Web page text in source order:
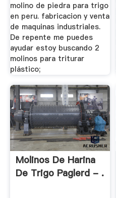
molino de piedra para trigo
en peru. fabricacion y venta
de maquinas industriales.
De repente me puedes
ayudar estoy buscando 2
molinos para triturar
plástico;
Molinos De Harina
De Trigo Paglerd - .